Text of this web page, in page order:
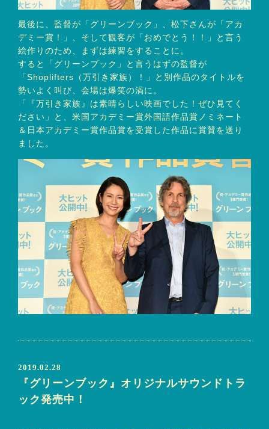
最後に、監督が「グリーンブック」、松下さんが「アカ
デミー賞！」、そして観客が「おめでとう！！」と言う
絵作りのため、まずは練習をすることに。
すると「グリーンブック」と言うはずの監督が
「Shoplifters（万引き家族）！」と別作品のタイトルを
勢いよく叫び、会場は爆笑の渦に。
「『万引き家族』は素晴らしい映画でした！ぜひ見てく
ださい」と、米国アカデミー賞外国語作品賞ノミネート
＆日本アカデミー賞作品賞を受賞した作品に賞賛を送り
ました。
2019.02.28
『グリーンブック』オリジナルサウンドトラ
ック発売中！